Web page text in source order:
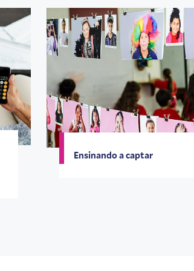
Ensinando a captar